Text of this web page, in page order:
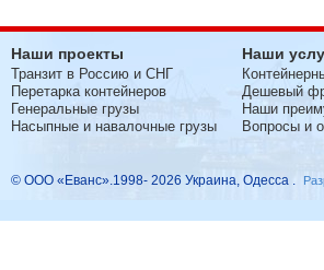
Наши проекты
Транзит в Россию и СНГ
Перетарка контейнеров
Генеральные грузы
Насыпные и навалочные грузы
Наши
Дешевый
Наши
Вопросы и
© ООО «Еванс».1998- 2026 Украина, Одесса .